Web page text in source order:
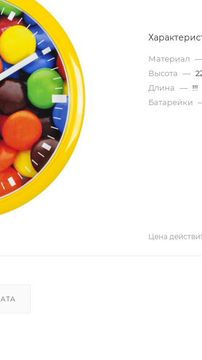
Материал —
Высота —
Длина — !!!
Батарейки
Цена